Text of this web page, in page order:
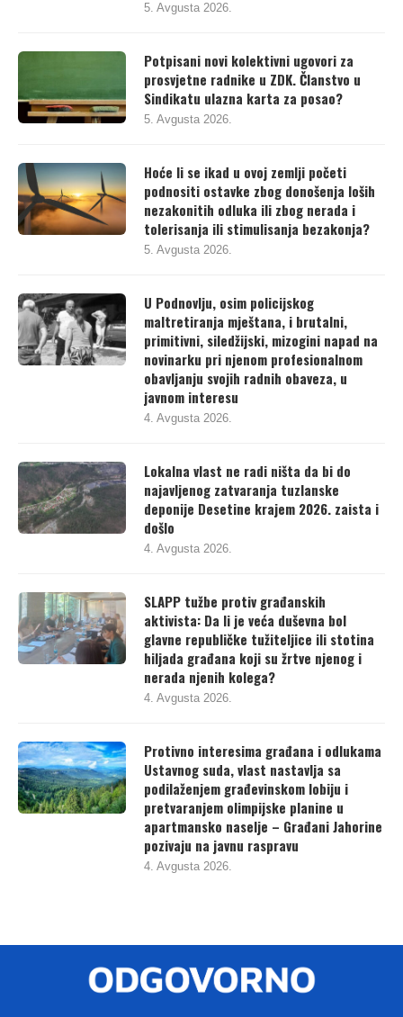
5. Avgusta 2026.
Potpisani novi kolektivni ugovori za
prosvjetne radnike u ZDK. Članstvo u
Sindikatu ulazna karta za posao?
5. Avgusta 2026.
Hoće li se ikad u ovoj zemlji početi
podnositi ostavke zbog donošenja loših
nezakonitih odluka ili zbog nerada i
tolerisanja ili stimulisanja bezakonja?
5. Avgusta 2026.
U Podnovlju, osim policijskog
maltretiranja mještana, i brutalni,
primitivni, siledžijski, mizogini napad na
novinarku pri njenom profesionalnom
obavljanju svojih radnih obaveza, u
javnom interesu
4. Avgusta 2026.
Lokalna vlast ne radi ništa da bi do
najavljenog zatvaranja tuzlanske
deponije Desetine krajem 2026. zaista i
došlo
4. Avgusta 2026.
SLAPP tužbe protiv građanskih
aktivista: Da li je veća duševna bol
glavne republičke tužiteljice ili stotina
hiljada građana koji su žrtve njenog i
nerada njenih kolega?
4. Avgusta 2026.
Protivno interesima građana i odlukama
Ustavnog suda, vlast nastavlja sa
podilaženjem građevinskom lobiju i
pretvaranjem olimpijske planine u
apartmansko naselje – Građani Jahorine
pozivaju na javnu raspravu
4. Avgusta 2026.